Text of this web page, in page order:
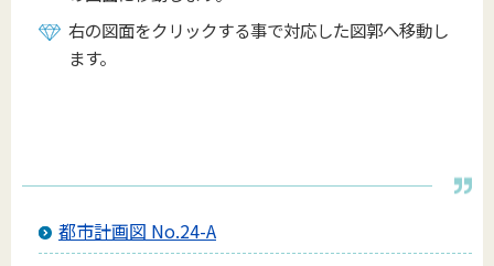
右の図面をクリックする事で対応した図郭へ移動し
ます。
都市計画図 No.24-A